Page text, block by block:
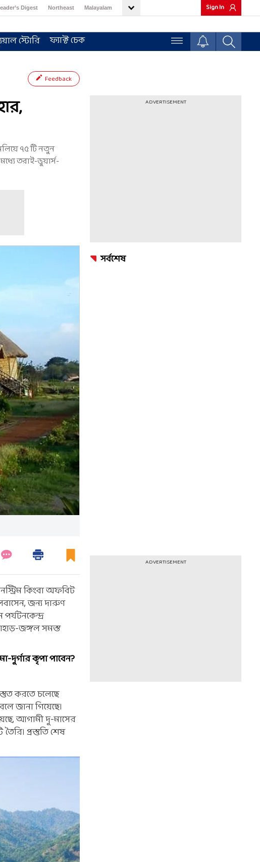
Digest Northeast Malayalam Sign In
স্টোরি ফ্যাক্ট চেক
Feedback
৭৫ টি নতুন
তরাই-ডুয়ার্স-
কিংবা অফবিট
জন্য দারুণ
জঙ্গল সমস্ত
দুর্গার কৃপা পাবেন?
করতে চলেছে
জানা গিয়েছে।
আগামী দু-মাসের
প্রস্তুতি শেষ
ADVERTISEMENT
সর্বশেষ
ADVERTISEMENT